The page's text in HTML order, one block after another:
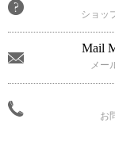
ショッ
Mail
メー
お